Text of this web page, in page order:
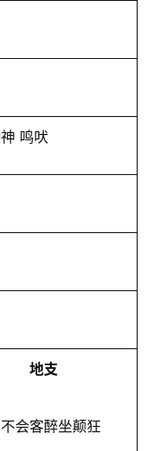
鸣吠
地支
会客醉坐颠狂